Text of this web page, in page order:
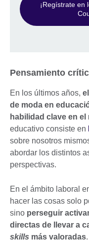
¡Regístrate en
Pensamiento
En los últimos años,
de moda en
habilidad clave en el
educativo consiste en
sobre nosotros
abordar los distintos
perspectivas.
En el ámbito laboral
hacer las cosas solo
sino perseguir
directas de llevar a
skills más valoradas.